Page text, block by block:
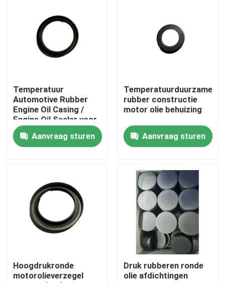
Producten
Over ons
Fabrieksreis
Kwaliteitscontrole
Vraag een offerte aan
rubberolieverbinding
Drijvende olieverbinding
Temperatuur
Automotive Rubber
Engine Oil Casing /
Engine Oil Sealer voor
auto's en
vrachtwagens
Aanvraag sturen
Temperatuurduurzame
rubber constructie
motor olie behuizing
Aanvraag sturen
Hoogdrukronde
motorolieverzegel
Druk rubberen ronde
olie afdichtingen